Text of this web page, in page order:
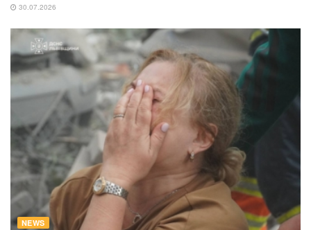
30.07.2026
NEWS